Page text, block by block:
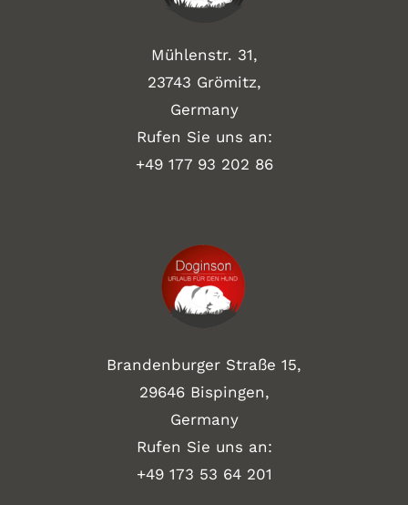
Mühlenstr. 31,
23743 Grömitz,
Germany
Rufen Sie uns an:
+49 177 93 202 86
Brandenburger Straße 15,
29646 Bispingen,
Germany
Rufen Sie uns an:
+49 173 53 64 201